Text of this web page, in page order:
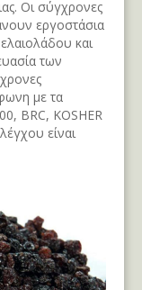
Οι σύγχρονες
εργοστάσια
και
των
με τα
BRC, KOSHER
είναι